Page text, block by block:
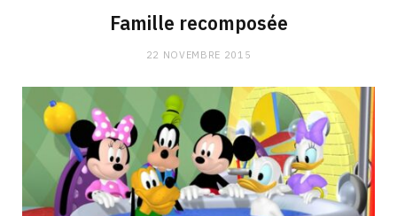
Famille recomposée
22 NOVEMBRE 2015